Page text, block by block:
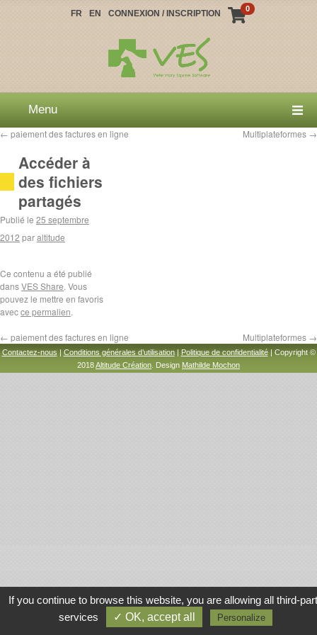
FR EN CONNEXION / INSCRIPTION 0
Menu
← paiement des factures en ligne Multiplateformes →
Accéder à
des fichiers
partagés
Publié le 25 septembre
2012 paraltitude
Ce contenu a été publié
dansVES Share. Vous
pouvez le mettre en favoris
avecce permalien.
← paiement des factures en ligne Multiplateformes →
Contactez-nous| Conditions générales d’utilisation|Politique de confidentialité| Copyright ©
2018Altitude Création . Design Mathilde Mochon
If you continue to browse this website, you are allowing all third-
services
✓ OK, accept all Personalize